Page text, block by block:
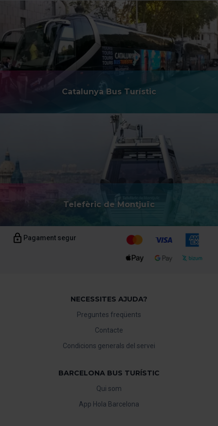
Catalunya Bus Turístic
Telefèric de Montjuïc
Pagament segur
NECESSITES AJUDA?
Preguntes freqüents
Contacte
Condicions generals del servei
BARCELONA BUS TURÍSTIC
Qui som
App Hola Barcelona